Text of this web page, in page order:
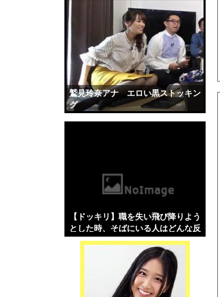
鷲見玲奈アナ エロい黒ストッキン
グ
【ドッキリ】職を失い飛び降りよう
とした時、そばにいる人はどんな反
応をする？